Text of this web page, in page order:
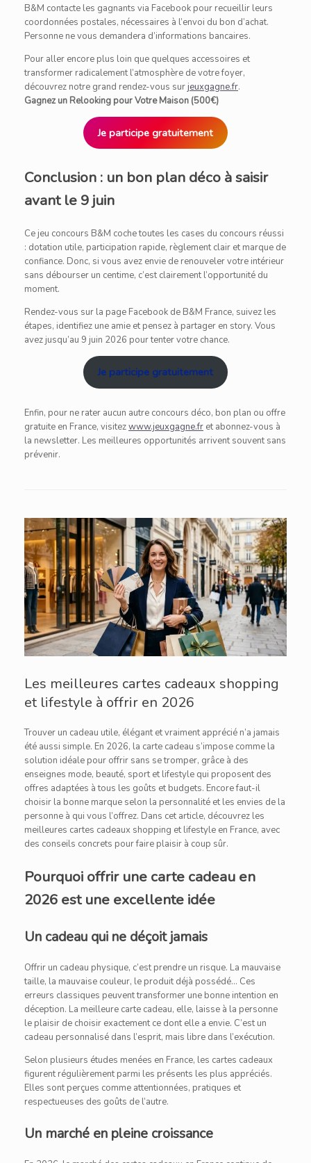
B&M contacte les gagnants via Facebook pour recueillir leurs
coordonnées postales, nécessaires à l’envoi du bon d’achat.
Personne ne vous demandera d’informations bancaires.
Pour aller encore plus loin que quelques accessoires et
transformer radicalement l’atmosphère de votre foyer,
découvrez notre grand rendez-vous surjeuxgagne.fr.
Gagnez un Relooking pour Votre Maison (500€)
Je participe gratuitement
Conclusion : un bon plan déco à saisir
avant le 9 juin
Ce jeu concours B&M coche toutes les cases du concours réussi
: dotation utile, participation rapide, règlement clair et marque de
confiance. Donc, si vous avez envie de renouveler votre intérieur
sans débourser un centime, c’est clairement l’opportunité du
moment.
Rendez-vous sur la page Facebook de B&M France, suivez les
étapes, identifiez une amie et pensez à partager en story. Vous
avez jusqu’au 9 juin 2026 pour tenter votre chance.
Je participe gratuitement
Enfin, pour ne rater aucun autre concours déco, bon plan ou offre
gratuite en France, visitezwww.jeuxgagne.fr et abonnez-vous à
la newsletter. Les meilleures opportunités arrivent souvent sans
prévenir.
Les meilleures cartes cadeaux shopping
et lifestyle à offrir en 2026
Trouver un cadeau utile, élégant et vraiment apprécié n’a jamais
été aussi simple. En 2026, la carte cadeau s’impose comme la
solution idéale pour offrir sans se tromper, grâce à des
enseignes mode, beauté, sport et lifestyle qui proposent des
offres adaptées à tous les goûts et budgets. Encore faut-il
choisir la bonne marque selon la personnalité et les envies de la
personne à qui vous l’offrez. Dans cet article, découvrez les
meilleures cartes cadeaux shopping et lifestyle en France, avec
des conseils concrets pour faire plaisir à coup sûr.
Pourquoi offrir une carte cadeau en
2026 est une excellente idée
Un cadeau qui ne déçoit jamais
Offrir un cadeau physique, c’est prendre un risque. La mauvaise
taille, la mauvaise couleur, le produit déjà possédé… Ces
erreurs classiques peuvent transformer une bonne intention en
déception. La meilleure carte cadeau, elle, laisse à la personne
le plaisir de choisir exactement ce dont elle a envie. C’est un
cadeau personnalisé dans l’esprit, mais libre dans l’exécution.
Selon plusieurs études menées en France, les cartes cadeaux
figurent régulièrement parmi les présents les plus appréciés.
Elles sont perçues comme attentionnées, pratiques et
respectueuses des goûts de l’autre.
Un marché en pleine croissance